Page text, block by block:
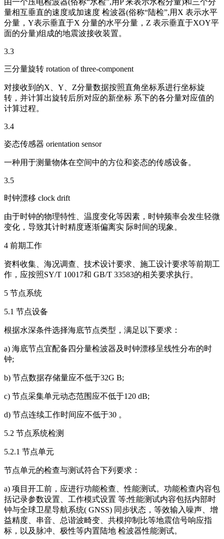
由一个压电检波器(俗称“水检”,用P 来表示水检分量)和三个分
量相互垂直的速度或加速度 检波器(俗称“陆检”,用X 表示水平
分量，Y表示垂直于X 分量的水平分量，Z 表示垂直于XOY平
面的分量)组成的地震波接收装置。
3.3
三分量旋转 rotation of three-component
对接收到的X、Y、Z分量数据按照直角坐标系进行坐标旋
转，并计算出旋转后所对应的新坐标 系下的各分量对应值的
计算过程。
3.4
姿态传感器 orientation sensor
一种用于测量物体在空间中的方位和姿态的传感设备。
3.5
时钟漂移 clock drift
由于时钟的物理特性、温度变化等因素，时钟频率会发生轻微
变化，导致其计时精度逐渐偏离实 际时间的现象。
4 前期工作
资料收集、海况调查、技术设计要求、施工设计要求等前期工
作，应按照SY/T 10017和 GB/T 33583的相关要求执行。
5 节点系统
5.1 节点设备
根据水深条件选择海底节点类型，满足以下要求：
a) 海底节点宜配备四分量检波器及时钟漂移呈线性分布的时
钟;
b) 节点数据存储量应不低于32G B;
c) 节点采集单元动态范围应不低于120 dB;
d) 节点连续工作时间应不低于30 。
5.2 节点系统检测
5.2.1 节点单元
节点单元的检查与测试符合下列要求：
a) 项目开工前，应进行功能检查、性能测试。功能检查内容包
括记录参数设置、工作模式设置 等;性能测试内容包括内部时
钟与全球卫星导航系统( GNSS) 同步状态，等效输入噪声、增
益精度、串音、总谐波畸变、共模抑制比等地震信号响应指
标，以及脉冲、极性等内置陆地 检波器性能测试。